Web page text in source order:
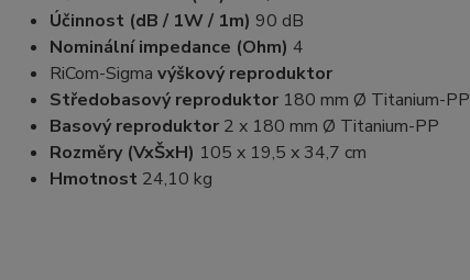
Účinnost (dB / 1W / 1m) 90 dB
Nominální impedance (Ohm) 4
RiCom-Sigma výškový reproduktor
Středobasový reproduktor180 mm Ø Titanium-PP
Basový reproduktor2 x 180 mm Ø Titanium-PP
Rozměry (VxŠxH) 105 x 19,5 x 34,7 cm
Hmotnost 24,10 kg